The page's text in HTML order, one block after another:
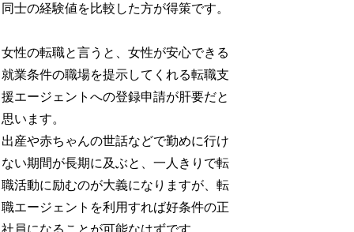
同士の経験値を比較した方が得策です。
女性の転職と言うと、女性が安心できる
就業条件の職場を提示してくれる転職支
援エージェントへの登録申請が肝要だと
思います。
出産や赤ちゃんの世話などで勤めに行け
ない期間が長期に及ぶと、一人きりで転
職活動に励むのが大義になりますが、転
職エージェントを利用すれば好条件の正